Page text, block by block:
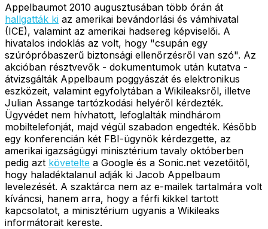
Appelbaumot 2010 augusztusában több órán át
hallgatták ki az amerikai bevándorlási és vámhivatal
(ICE), valamint az amerikai hadsereg képviselői. A
hivatalos indoklás az volt, hogy "csupán egy
szúrópróbaszerű biztonsági ellenőrzésről van szó". Az
akcióban résztvevők - dokumentumok után kutatva -
átvizsgálták Appelbaum poggyászát és elektronikus
eszközeit, valamint egyfolytában a Wikileaksről, illetve
Julian Assange tartózkodási helyéről kérdezték.
Ügyvédet nem hívhatott, lefoglalták mindhárom
mobiltelefonját, majd végül szabadon engedték. Később
egy konferencián két FBI-ügynök kérdezgette, az
amerikai igazságügyi minisztérium tavaly októberben
pedig azt követelte a Google és a Sonic.net vezetőitől,
hogy haladéktalanul adják ki Jacob Appelbaum
levelezését. A szaktárca nem az e-mailek tartalmára volt
kíváncsi, hanem arra, hogy a férfi kikkel tartott
kapcsolatot, a minisztérium ugyanis a Wikileaks
informátorait kereste.